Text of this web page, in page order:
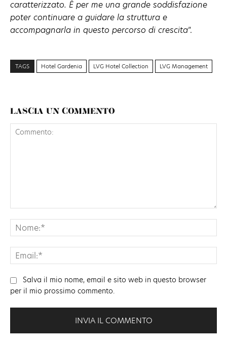
caratterizzato. È per me una grande soddisfazione
poter continuare a guidare la struttura e
accompagnarla in questo percorso di crescita”.
TAGS Hotel Gardenia LVG Hotel Collection LVG Management
LASCIA UN COMMENTO
Salva il mio nome, email e sito web in questo browser
per il mio prossimo commento.